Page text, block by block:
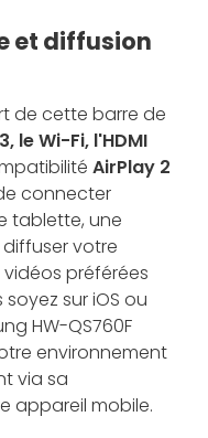
et diffusion
de cette barre de
le Wi-Fi, l'HDMI
AirPlay 2
connecter
tablette, une
votre
préférées
sur iOS ou
HW-QS760F
environnement
via sa
appareil mobile.